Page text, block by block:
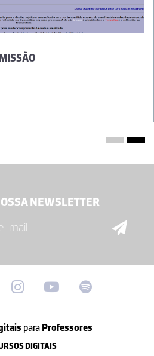
NEWSLETTER
paraProfessores
DIGITAIS